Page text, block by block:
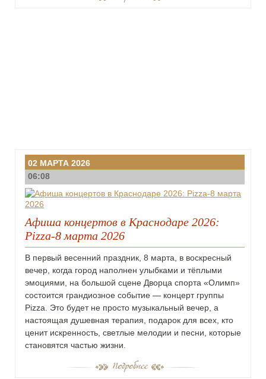
02 МАРТА 2026
06:08
Афиша концертов в Краснодаре 2026:
Pizza-8 марта 2026
В первый весенний праздник, 8 марта, в воскресный
вечер, когда город наполнен улыбками и тёплыми
эмоциями, на большой сцене Дворца спорта «Олимп»
состоится грандиозное событие — концерт группы
Pizza. Это будет не просто музыкальный вечер, а
настоящая душевная терапия, подарок для всех, кто
ценит искренность, светлые мелодии и песни, которые
становятся частью жизни.